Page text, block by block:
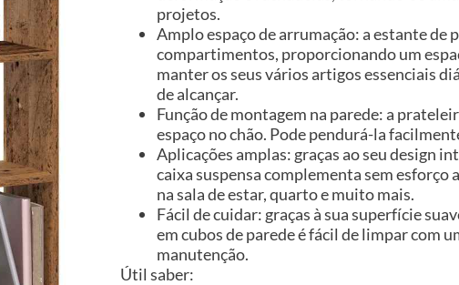
projetos.
Amplo espaço de arrumação: a estante de
compartimentos, proporcionando um
manter os seus vários artigos essenciais
de alcançar.
Função de montagem na parede: a
espaço no chão. Pode pendurá-la
Aplicações amplas: graças ao seu design
caixa suspensa complementa sem esforço
na sala de estar, quarto e muito mais.
Fácil de cuidar: graças à sua superfície
em cubos de parede é fácil de limpar com
manutenção.
Útil saber: